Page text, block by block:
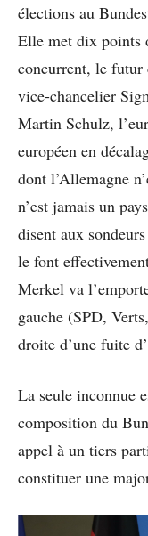
élections au
Elle met dix points
concurrent, le futur
vice-chancelier
Martin Schulz,
européen en
dont l’Allemagne
n’est jamais un
disent aux
le font
Merkel va
gauche (SPD,
droite d’une fuite
La seule inconnue
composition du
appel à un tiers
constituer une